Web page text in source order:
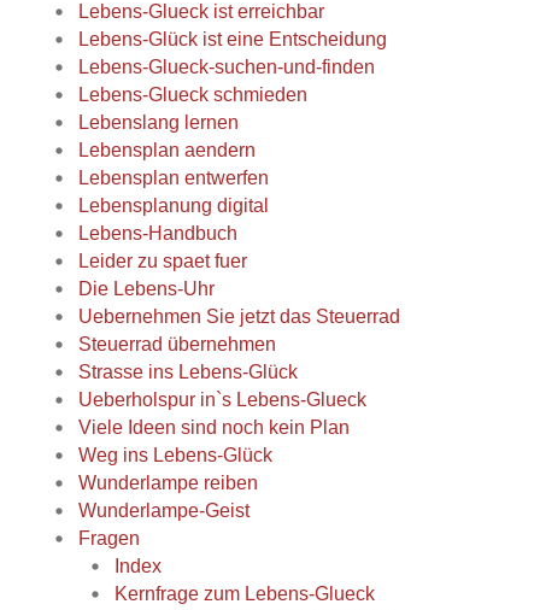
Lebens-Glueck ist erreichbar
Lebens-Glück ist eine Entscheidung
Lebens-Glueck-suchen-und-finden
Lebens-Glueck schmieden
Lebenslang lernen
Lebensplan aendern
Lebensplan entwerfen
Lebensplanung digital
Lebens-Handbuch
Leider zu spaet fuer
Die Lebens-Uhr
Uebernehmen Sie jetzt das Steuerrad
Steuerrad übernehmen
Strasse ins Lebens-Glück
Ueberholspur in`s Lebens-Glueck
Viele Ideen sind noch kein Plan
Weg ins Lebens-Glück
Wunderlampe reiben
Wunderlampe-Geist
Fragen
Index
Kernfrage zum Lebens-Glueck